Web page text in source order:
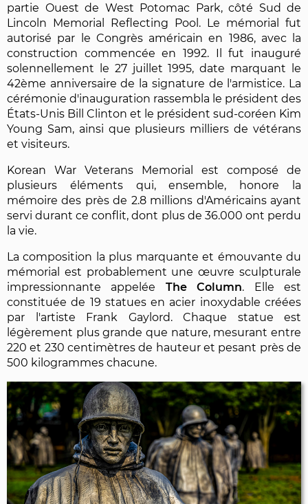
partie Ouest de West Potomac Park, côté Sud de
Lincoln Memorial Reflecting Pool. Le mémorial fut
autorisé par le Congrès américain en 1986, avec la
construction commencée en 1992. Il fut inauguré
solennellement le 27 juillet 1995, date marquant le
42ème anniversaire de la signature de l'armistice. La
cérémonie d'inauguration rassembla le président des
États-Unis Bill Clinton et le président sud-coréen Kim
Young Sam, ainsi que plusieurs milliers de vétérans
et visiteurs.
Korean War Veterans Memorial est composé de
plusieurs éléments qui, ensemble, honore la
mémoire des près de 2.8 millions d'Américains ayant
servi durant ce conflit, dont plus de 36.000 ont perdu
la vie.
La composition la plus marquante et émouvante du
mémorial est probablement une œuvre sculpturale
impressionnante appelée The Column. Elle est
constituée de 19 statues en acier inoxydable créées
par l'artiste Frank Gaylord. Chaque statue est
légèrement plus grande que nature, mesurant entre
220 et 230 centimètres de hauteur et pesant près de
500 kilogrammes chacune.